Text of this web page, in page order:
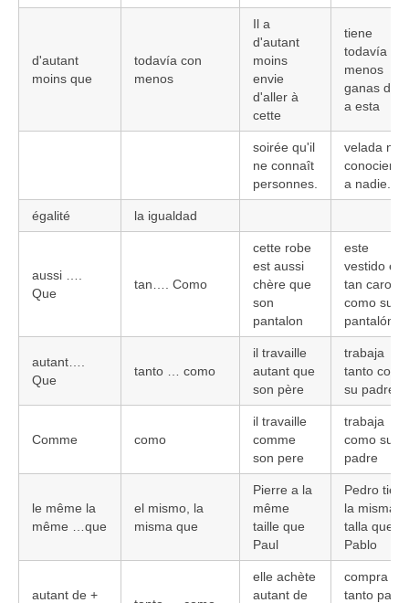
d'autant
moins que
todavía con
menos
Il a
d'autant
moins
envie
d'aller à
cette
tiene
todavía
menos
ganas de ir
a esta
soirée qu'il
ne connaît
personnes.
velada no
a nadie.
égalité la igualdad
aussi ….
Que
tan…. Como
cette robe
est aussi
chère que
son
pantalon
este
vestido es
tan caro
como su
pantalón
autant….
Que
tanto … como
il travaille
autant que
son père
trabaja
tanto como
su padre
Comme como
il travaille
comme
son pere
trabaja
como su
padre
le même la
même …que
el mismo, la
misma que
Pierre a la
même
taille que
Paul
Pedro
la misma
talla que
Pablo
autant de +
elle achète
autant de
compra
tanto pan